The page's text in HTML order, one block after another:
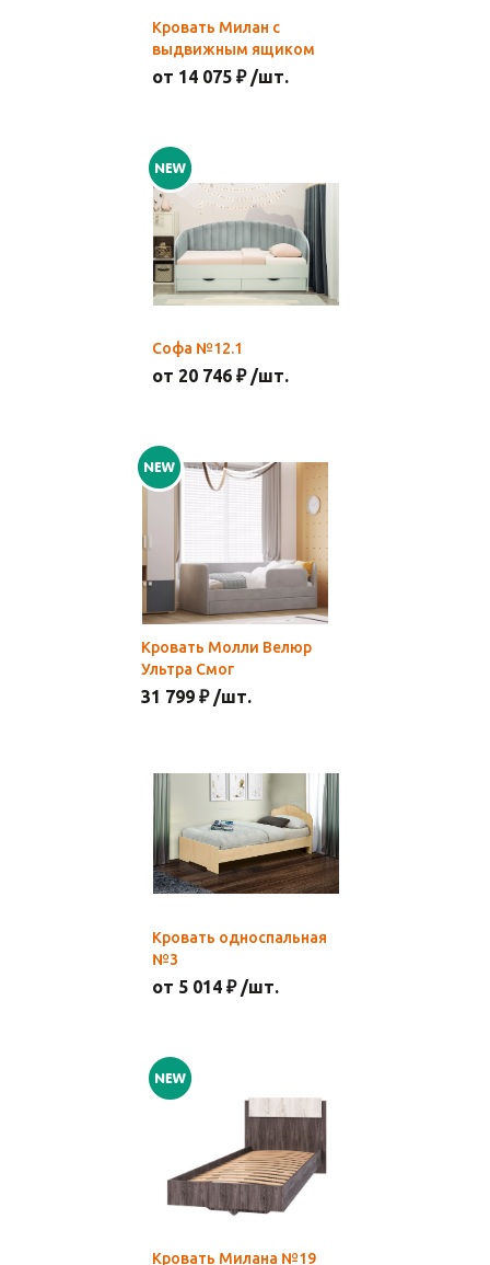
Кровать Милан с
выдвижным ящиком
от 14 075 ₽ /шт.
Софа №12.1
от 20 746 ₽ /шт.
Кровать Молли Велюр
Ультра Смог
31 799 ₽ /шт.
Кровать односпальная
№3
от 5 014 ₽ /шт.
Кровать Милана №19